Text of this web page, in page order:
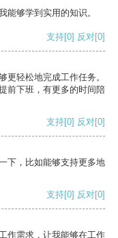
能够学到实用的知识。
支持[0] 反对[0]
更轻松地完成工作任务。
前下班，有更多的时间陪
支持[0] 反对[0]
下，比如能够支持更多地
支持[0] 反对[0]
作需求，让我能够在工作